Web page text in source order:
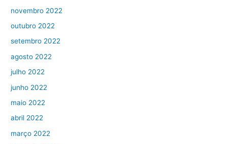
novembro 2022
outubro 2022
setembro 2022
agosto 2022
julho 2022
junho 2022
maio 2022
abril 2022
março 2022